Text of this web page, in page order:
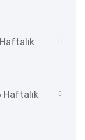
Haftalık